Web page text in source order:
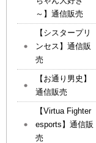
～】通信販売
【シスタープリ
ンセス】通信販
売
【お通り男史】
通信販売
【Virtua Fighter
esports】通信販
売